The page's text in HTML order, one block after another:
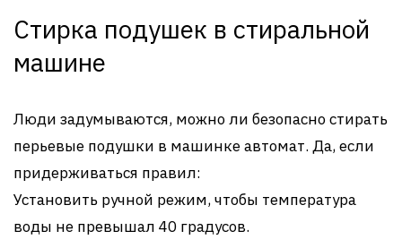
Стирка подушек в стиральной
машине
Люди задумываются, можно ли безопасно стирать
перьевые подушки в машинке автомат. Да, если
придерживаться правил:
Установить ручной режим, чтобы температура
воды не превышал 40 градусов.